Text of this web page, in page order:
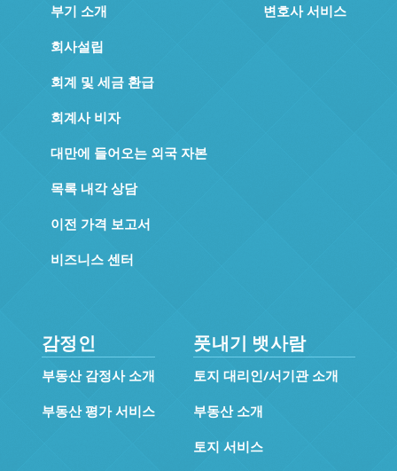
부기 소개
회사설립
회계 및 세금 환급
회계사 비자
대만에 들어오는 외국 자본
목록 내각 상담
이전 가격 보고서
비즈니스 센터
변호사 서비스
감정인
부동산 감정사 소개
부동산 평가 서비스
풋내기 뱃사람
토지 대리인/서기관 소개
부동산 소개
토지 서비스